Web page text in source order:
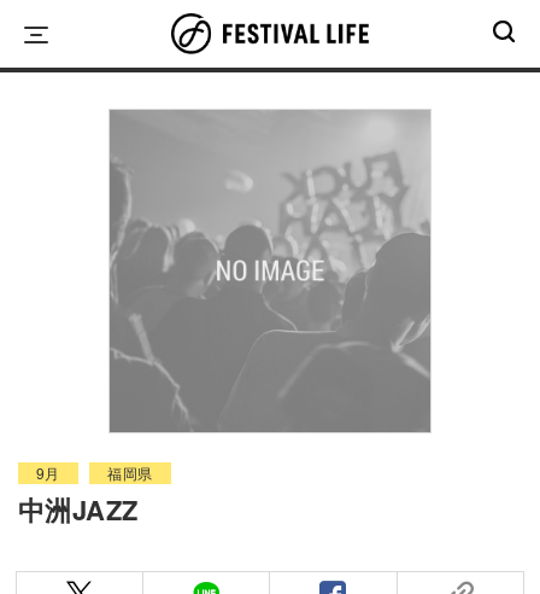
content
9月 福岡県
中洲JAZZ